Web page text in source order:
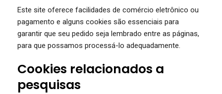
Este site oferece facilidades de comércio eletrônico ou
pagamento e alguns cookies são essenciais para
garantir que seu pedido seja lembrado entre as páginas,
para que possamos processá-lo adequadamente.
Cookies relacionados a
pesquisas